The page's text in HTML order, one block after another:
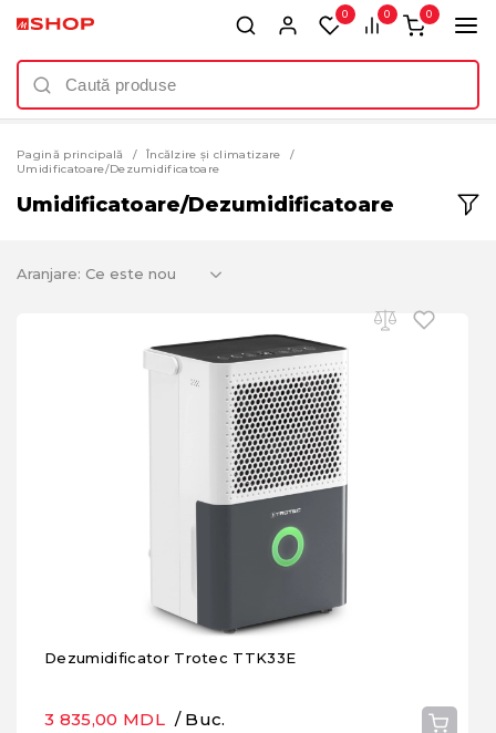
0 0 0
Pagină principală
Încălzire și climatizare
Umidificatoare/Dezumidificatoare
Umidificatoare/Dezumidificatoare
Aranjare:
Dezumidificator Trotec TTK33E
3 835,00 MDL / Buc.